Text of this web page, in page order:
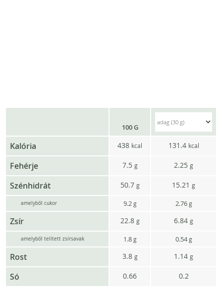
100 G
Kalória 438 kcal 131.4 kcal
Fehérje 7.5 g 2.25 g
Szénhidrát 50.7 g 15.21 g
amelyből cukor 9.2g 2.76 g
Zsír 22.8 g 6.84 g
amelyből telített zsírsavak 1.8g 0.54 g
Rost 3.8 g 1.14 g
Só 0.66 0.2